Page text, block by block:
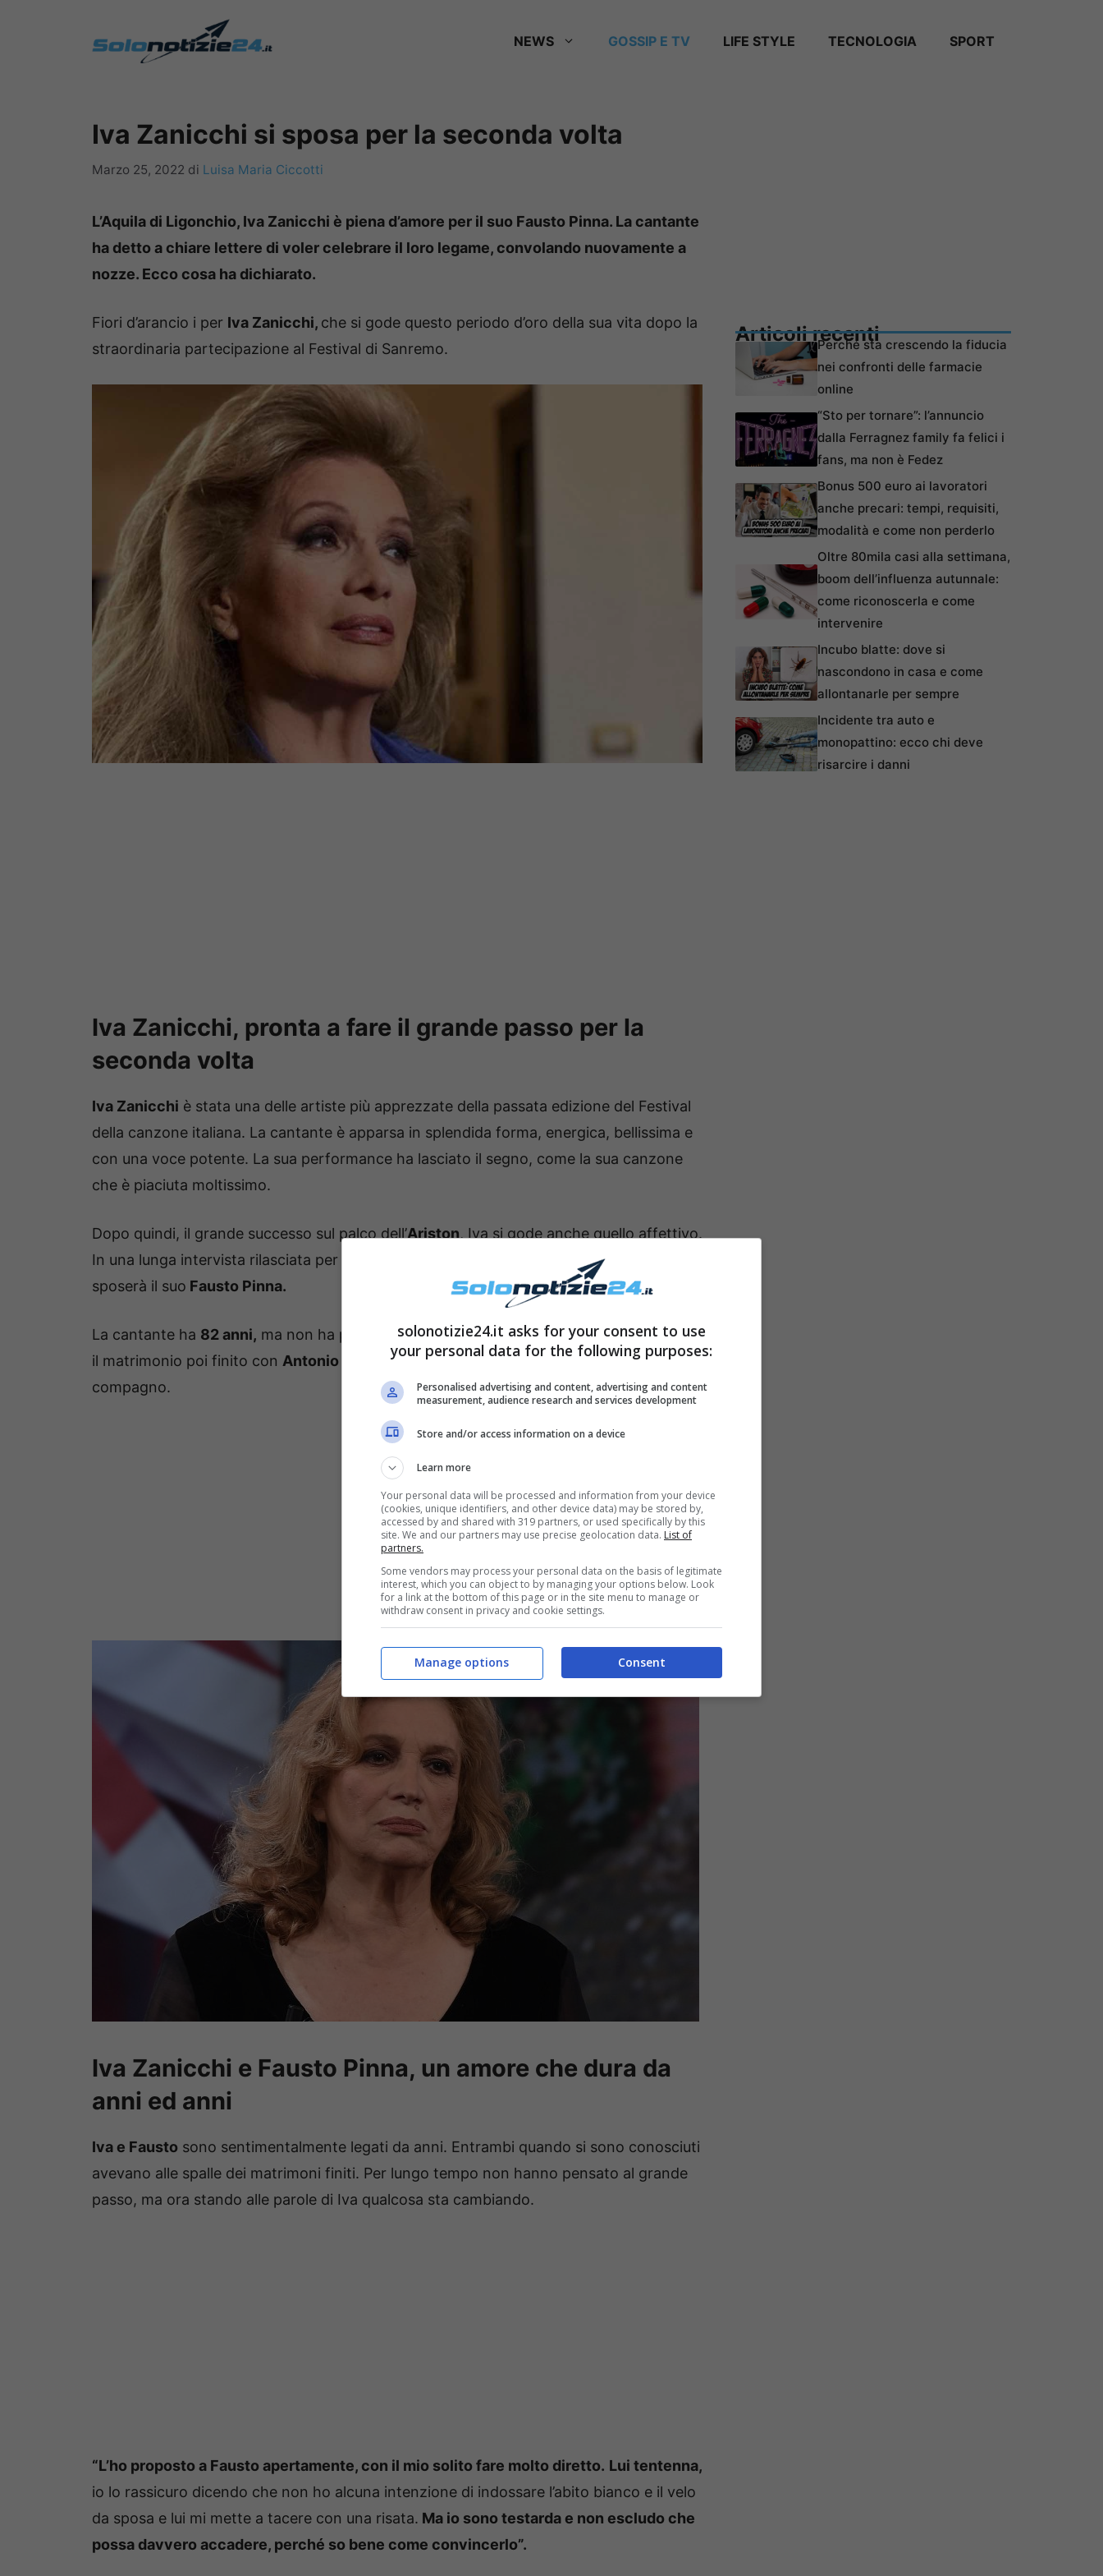
NEWS GOSSIP E TV LIFE STYLE TECNOLOGIA SPORT
Iva Zanicchi si sposa per la seconda volta
Marzo 25, 2022 di Luisa Maria Ciccotti
L’Aquila di Ligonchio, Iva Zanicchi è piena d’amore per il suo Fausto Pinna. La cantante
ha detto a chiare lettere di voler celebrare il loro legame, convolando nuovamente a
nozze. Ecco cosa ha dichiarato.
Fiori d’arancio i per Iva Zanicchi, che si gode questo periodo d’oro della sua vita dopo la
straordinaria partecipazione al Festival di Sanremo.
Iva Zanicchi, pronta a fare il grande passo per la
seconda volta
Iva Zanicchi è stata una delle artiste più apprezzate della passata edizione del Festival
della canzone italiana. La cantante è apparsa in splendida forma, energica, bellissima e
con una voce potente. La sua performance ha lasciato il segno, come la sua canzone
che è piaciuta moltissimo.
Dopo quindi, il grande successo sul palco dell’Ariston, Iva si gode anche quello affettivo.
In una lunga intervista rilasciata per il settimanale Intimità, Iva ha annunciato che presto
sposerà il suo Fausto Pinna.
La cantante ha 82 anni, ma non ha perso la voglia di amare e di ricominciare così, dopo
il matrimonio poi finito con Antonio Ansoldi , ha deciso di riprovarci con il suo nuovo
compagno.
Iva Zanicchi e Fausto Pinna, un amore che dura da
anni ed anni
Iva e Fausto sono sentimentalmente legati da anni. Entrambi quando si sono conosciuti
avevano alle spalle dei matrimoni finiti. Per lungo tempo non hanno pensato al grande
passo, ma ora stando alle parole di Iva qualcosa sta cambiando.
“L’ho proposto a Fausto apertamente, con il mio solito fare molto diretto. Lui tentenna,
io lo rassicuro dicendo che non ho alcuna intenzione di indossare l’abito bianco e il velo
da sposa e lui mi mette a tacere con una risata. Ma io sono testarda e non escludo che
possa davvero accadere, perché so bene come convincerlo”.
Articoli recentiPerché sta crescendo la fiducia
nei confronti delle farmacie
online
“Sto per tornare”: l’annuncio
dalla Ferragnez family fa felici i
fans, ma non è Fedez
Bonus 500 euro ai lavoratori
anche precari: tempi, requisiti,
modalità e come non perderlo
Oltre 80mila casi alla settimana,
boom dell’influenza autunnale:
come riconoscerla e come
intervenire
Incubo blatte: dove si
nascondono in casa e come
allontanarle per sempre
Incidente tra auto e
monopattino: ecco chi deve
risarcire i danni
solonotizie24.it asks for your consent to use
your personal data for the following purposes:
Personalised advertising and content, advertising and content
measurement, audience research and services development
Store and/or access information on a device
Learn more
Your personal data will be processed and information from your device
(cookies, unique identifiers, and other device data) may be stored by,
accessed by and shared with 319 partners, or used specifically by this
site. We and our partners may use precise geolocation data. List of
partners.
Some vendors may process your personal data on the basis of legitimate
interest, which you can object to by managing your options below. Look
for a link at the bottom of this page or in the site menu to manage or
withdraw consent in privacy and cookie settings.
Consent
Manage options